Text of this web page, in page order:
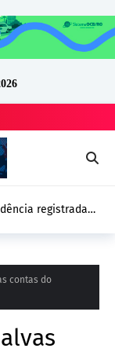
registrada
contas do